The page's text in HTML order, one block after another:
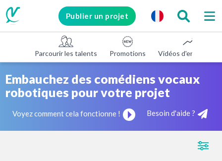
Publier un projet
Parcourir les talents Promotions Vidéos d'entreprise
Embauchez des comédiens vocaux
robotiques pour votre projet
Voyez comment cela fonctionne ! Besoin d'aide ?